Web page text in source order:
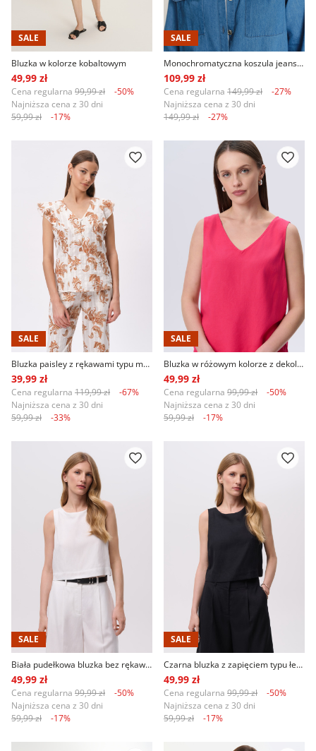
SALE
Bluzka w kolorze kobaltowym
49,99 zł
Cena regularna 99,99 zł
-50%
Najniższa cena z 30 dni
59,99 zł
-17%
SALE
Monochromatyczna koszula jeansowa
109,99 zł
Cena regularna 149,99 zł
-27%
Najniższa cena z 30 dni
149,99 zł
-27%
SALE
Bluzka paisley z rękawami typu motylki
39,99 zł
Cena regularna 119,99 zł
-67%
Najniższa cena z 30 dni
59,99 zł
-33%
SALE
Bluzka w różowym kolorze z dekoltem w serek
49,99 zł
Cena regularna 99,99 zł
-50%
Najniższa cena z 30 dni
59,99 zł
-17%
SALE
Biała pudełkowa bluzka bez rękawów
49,99 zł
Cena regularna 99,99 zł
-50%
Najniższa cena z 30 dni
59,99 zł
-17%
SALE
Czarna bluzka z zapięciem typu łezka
49,99 zł
Cena regularna 99,99 zł
-50%
Najniższa cena z 30 dni
59,99 zł
-17%